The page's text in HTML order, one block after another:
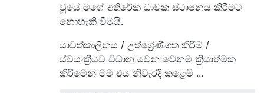
වූයේ මගේ අතිරේක ධාවක ස්ථාපනය කිරීමට
නොහැකි වීමයි.
යාවත්කාලීනය / උත්ශ්‍රේණිගත කිරීම /
ස්වයංක්‍රීයව විධාන වෙන වෙනම ක්‍රියාත්මක
කිරීමෙන් මම එය නිවැරදි කළෙමි ...